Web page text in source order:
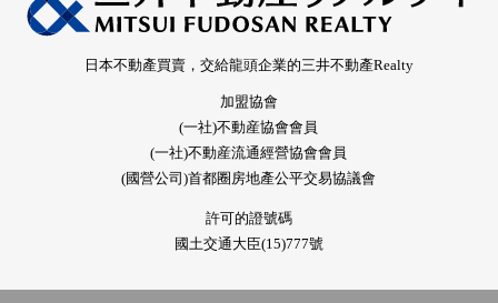
日本不動產買賣，交給龍頭企業的三井不動產Realty
加盟協會
(一社)不動産協會會員
(一社)不動産流通經營協會會員
(國營公司)首都圈房地產公平交易協議會
許可的證號碼
國土交通大臣(15)777號